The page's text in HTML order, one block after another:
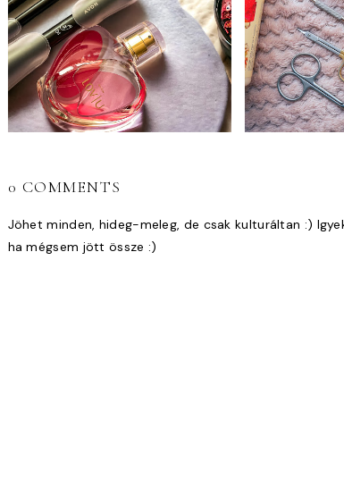
0 COMMENTS
Jöhet minden, hideg-meleg, de csak kulturáltan :)
ha mégsem jött össze :)